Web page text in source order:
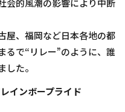
屋、福岡など日本各地の都
るで“リレー”のように、誰
た。
インボープライド